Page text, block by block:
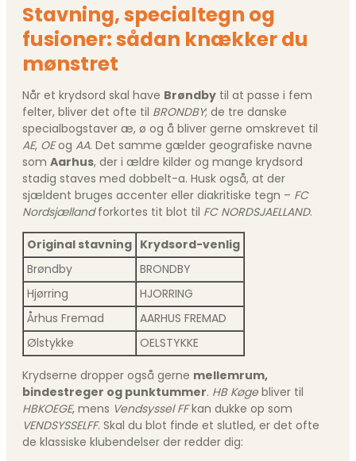
Stavning, specialtegn og
fusioner: sådan knækker du
mønstret
Når et krydsord skal have Brøndby til at passe i fem
felter, bliver det ofte til BRONDBY; de tre danske
specialbogstaver æ, ø og å bliver gerne omskrevet til
AE, OEog AA. Det samme gælder geografiske navne
som Aarhus, der i ældre kilder og mange krydsord
stadig staves med dobbelt-a. Husk også, at der
sjældent bruges accenter eller diakritiske tegn – FC
Nordsjællandforkortes tit blot til FC NORDSJAELLAND.
Original stavning Krydsord-venlig
Brøndby
BRONDBY
Hjørring
HJORRING
Århus Fremad
AARHUS FREMAD
Ølstykke
OELSTYKKE
Krydserne dropper også gerne mellemrum,
bindestreger og punktummer. HB Køgebliver til
HBKOEGE, mens Vendsyssel FFkan dukke op som
VENDSYSSELFF. Skal du blot finde et slutled, er det ofte
de klassiske klubendelser der redder dig: